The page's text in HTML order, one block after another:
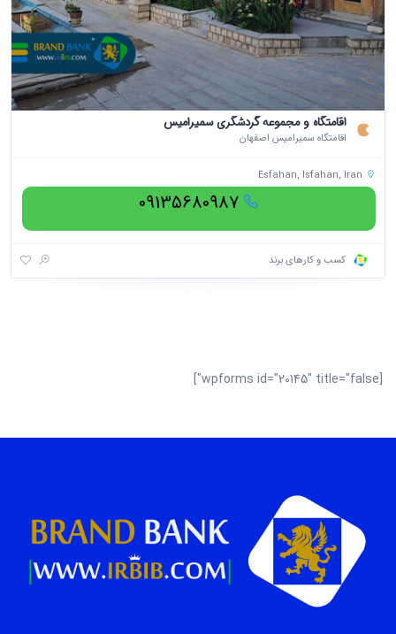
اقامتگاه و مجموعه گردشگری سمیرامیس
اقامتگاه سمیرامیس اصفهان
Esfahan, Isfahan, Iran
09135680987
کسب و کارهای برند
[wpforms id="20145" title="false"]